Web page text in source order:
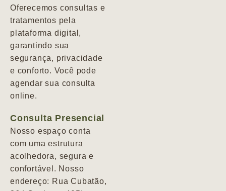
Oferecemos consultas e
tratamentos pela
plataforma digital,
garantindo sua
segurança, privacidade
e conforto. Você pode
agendar sua consulta
online.
Consulta Presencial
Nosso espaço conta
com uma estrutura
acolhedora, segura e
confortável. Nosso
endereço: Rua Cubatão,